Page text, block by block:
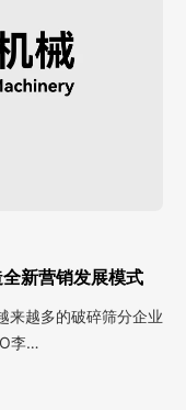
新营销发展模式
来越多的破碎筛分企业
李…